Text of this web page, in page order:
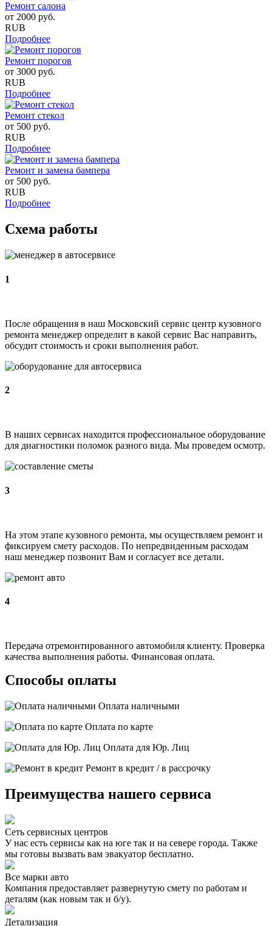
Ремонт салона
от 2000 руб.
RUB
Подробнее
Ремонт порогов
от 3000 руб.
RUB
Подробнее
Ремонт стекол
от 500 руб.
RUB
Подробнее
Ремонт и замена бампера
от 500 руб.
RUB
Подробнее
Схема работы
1
После обращения в наш Московский сервис центр кузовного
ремонта менеджер определит в какой сервис Вас направить,
обсудит стоимость и сроки выполнения работ.
2
В наших сервисах находится профессиональное оборудование
для диагностики поломок разного вида. Мы проведем осмотр.
3
На этом этапе кузовного ремонта, мы осуществляем ремонт и
фиксируем смету расходов. По непредвиденным расходам
наш менеджер позвонит Вам и согласует все детали.
4
Передача отремонтированного автомобиля клиенту. Проверка
качества выполнения работы. Финансовая оплата.
Способы оплаты
Оплата наличными
Оплата по карте
Оплата для Юр. Лиц
Ремонт в кредит / в рассрочку
Преимущества нашего сервиса
Сеть сервисных центров
У нас есть сервисы как на юге так и на севере города. Также
мы готовы вызвать вам эвакуатор бесплатно.
Все марки авто
Компания предоставляет развернутую смету по работам и
деталям (как новым так и б/у).
Детализация